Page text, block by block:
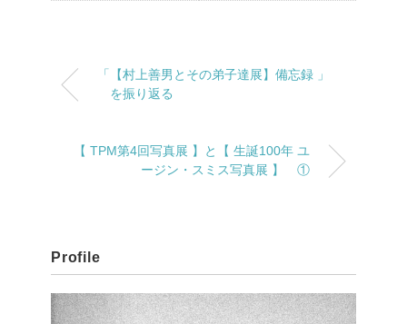
「【村上善男とその弟子達展】備忘録 」
を振り返る
【 TPM第4回写真展 】と【 生誕100年 ユ
ージン・スミス写真展 】 ①
Profile